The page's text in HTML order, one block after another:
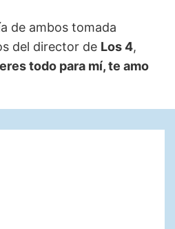
de ambos tomada
del director de Los 4,
todo para mí, te amo